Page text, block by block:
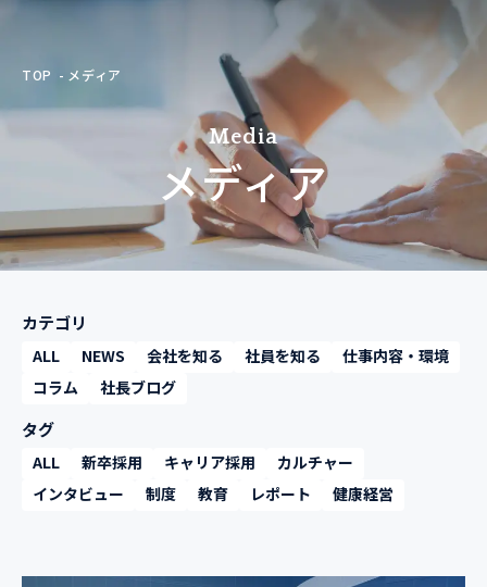
TOP メディア
Media
メディア
カテゴリ
ALL NEWS 会社を知る 社員を知る
仕事内容・環境
コラム
社長ブログ
タグ
ALL 新卒採用 キャリア採用
カルチャー
インタビュー
制度 教育 レポート 健康経営